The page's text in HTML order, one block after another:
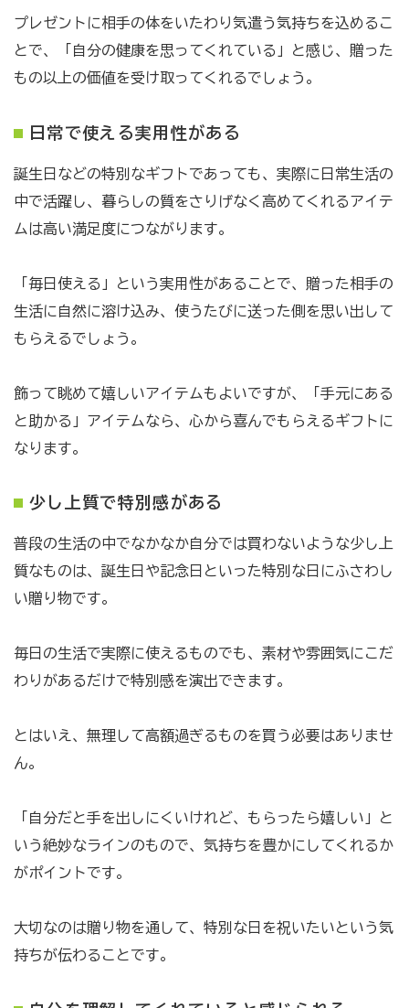
プレゼントに相手の体をいたわり気遣う気持ちを込めるこ
とで、「自分の健康を思ってくれている」と感じ、贈った
もの以上の価値を受け取ってくれるでしょう。
日常で使える実用性がある
誕生日などの特別なギフトであっても、実際に日常生活の
中で活躍し、暮らしの質をさりげなく高めてくれるアイテ
ムは高い満足度につながります。
「毎日使える」という実用性があることで、贈った相手の
生活に自然に溶け込み、使うたびに送った側を思い出して
もらえるでしょう。
飾って眺めて嬉しいアイテムもよいですが、「手元にある
と助かる」アイテムなら、心から喜んでもらえるギフトに
なります。
少し上質で特別感がある
普段の生活の中でなかなか自分では買わないような少し上
質なものは、誕生日や記念日といった特別な日にふさわし
い贈り物です。
毎日の生活で実際に使えるものでも、素材や雰囲気にこだ
わりがあるだけで特別感を演出できます。
とはいえ、無理して高額過ぎるものを買う必要はありませ
ん。
「自分だと手を出しにくいけれど、もらったら嬉しい」と
いう絶妙なラインのもので、気持ちを豊かにしてくれるか
がポイントです。
大切なのは贈り物を通して、特別な日を祝いたいという気
持ちが伝わることです。